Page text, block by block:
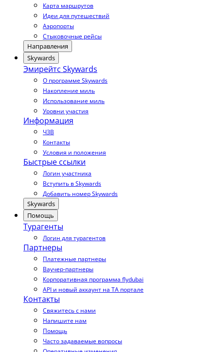
Карта маршрутов
Идеи для путешествий
Аэропорты
Стыковочные рейсы
Направления
Skywards
Эмирейтс Skywards
О программе Skywards
Накопление миль
Использование миль
Уровни участия
Информация
ЧЗВ
Контакты
Условия и положения
Быстрые ссылки
Логин участника
Вступить в Skywards
Добавить номер Skywards
Skywards
Помощь
Турагенты
Логин для турагентов
Партнеры
Платежные партнеры
Ваучер-партнеры
Корпоративная программа flydubai
API и новый аккаунт на TA портале
Контакты
Свяжитесь с нами
Напишите нам
Помощь
Часто задаваемые вопросы